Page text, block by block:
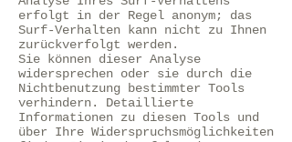
erfolgt in der Regel anonym; das
Surf-Verhalten kann nicht zu Ihnen
zurückverfolgt werden.
Sie können dieser Analyse
widersprechen oder sie durch die
Nichtbenutzung bestimmter Tools
verhindern. Detaillierte
Informationen zu diesen Tools und
über Ihre Widerspruchsmöglichkeiten